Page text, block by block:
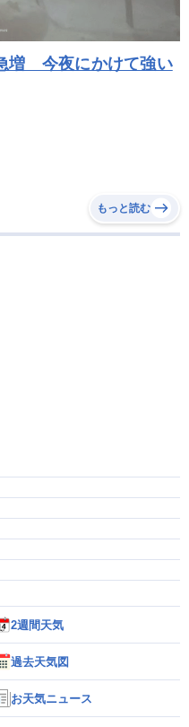
増 今夜にかけて強い
もっと読む
2週間天気
過去天気図
お天気ニュース